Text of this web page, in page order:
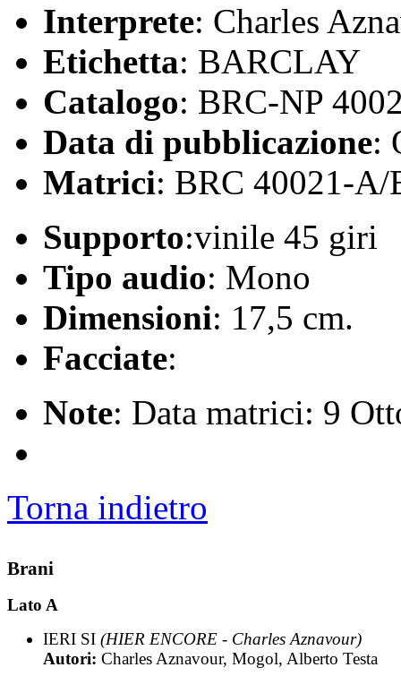
Interprete: Charles
Etichetta: BARCLAY
Catalogo: BRC-NP
Data di pubblicazione:
Matrici: BRC 40021-
Supporto:vinile 45 giri
Tipo audio: Mono
Dimensioni: 17,5 cm.
Facciate:
Note: Data matrici: 9
Torna indietro
Brani
Lato A
IERI SI (HIER ENCORE - Charles Aznavour)
Autori: Charles Aznavour, Mogol, Alberto Testa